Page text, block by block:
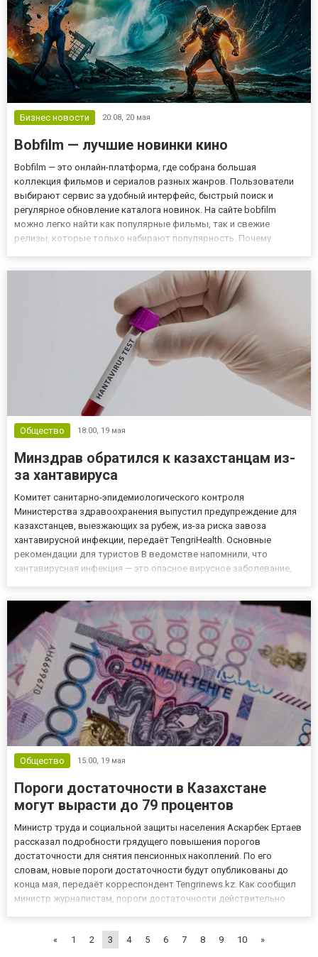
Бизнес новости 20:08, 20 мая
Bobfilm — лучшие новинки кино
Bobfilm — это онлайн-платформа, где собрана большая
коллекция фильмов и сериалов разных жанров. Пользователи
выбирают сервис за удобный интерфейс, быстрый поиск и
регулярное обновление каталога новинок. На сайте bobfilm
можно легко найти как популярные фильмы, так и свежие
релизы, которые только набирают популярность. Почему
Общество 18:00, 19 мая
Минздрав обратился к казахстанцам из-
за хантавируса
Комитет санитарно-эпидемиологического контроля
Министерства здравоохранения выпустил предупреждение для
казахстанцев, выезжающих за рубеж, из-за риска завоза
хантавирусной инфекции, передаёт TengriHealth. Основные
рекомендации для туристов В ведомстве напомнили, что
хантавирусная инфекция — это опасное вирусное заболевание,
геморрагическую лихорадку с поч...
Общество 15:00, 19 мая
Пороги достаточности в Казахстане
могут вырасти до 79 процентов
Министр труда и социальной защиты населения Аскарбек Ертаев
рассказал подробности грядущего повышения порогов
достаточности для снятия пенсионных накоплений. По его
словам, новые пороги достаточности будут опубликованы до
конца мая, передаёт корреспондент Tengrinews.kz. Как сообщил
министр журналистам, пороги достаточности действительно
« 1 2 3 4 5 6 7 8 9 10 »